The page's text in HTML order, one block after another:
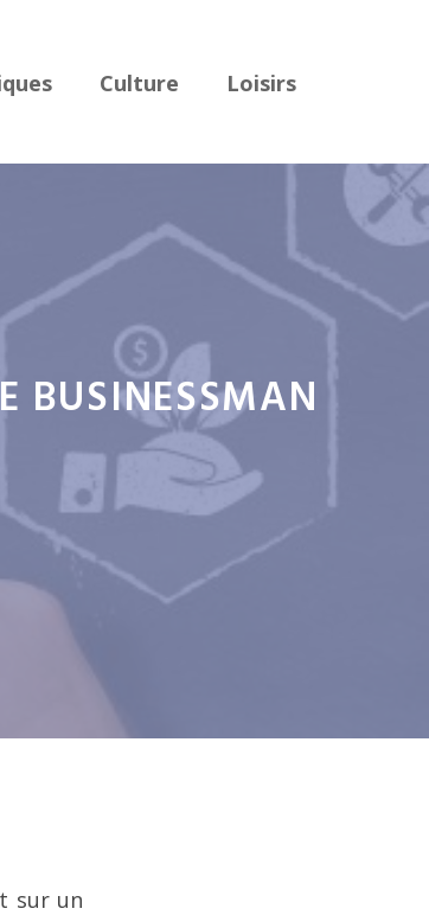
Culture Loisirs
BUSINESSMAN
sur un